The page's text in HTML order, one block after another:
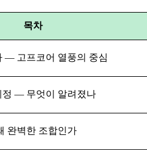
목차
— 고프코어 열풍의 중심
정 — 무엇이 알려졌나
완벽한 조합인가